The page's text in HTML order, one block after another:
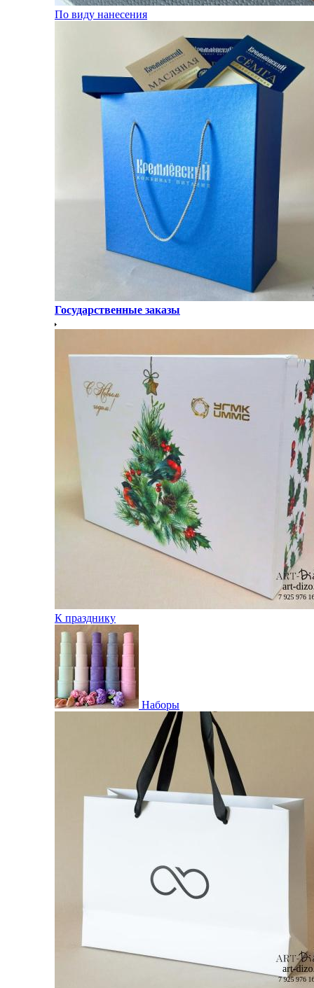
По виду нанесения
Государственные заказы
К празднику
Наборы